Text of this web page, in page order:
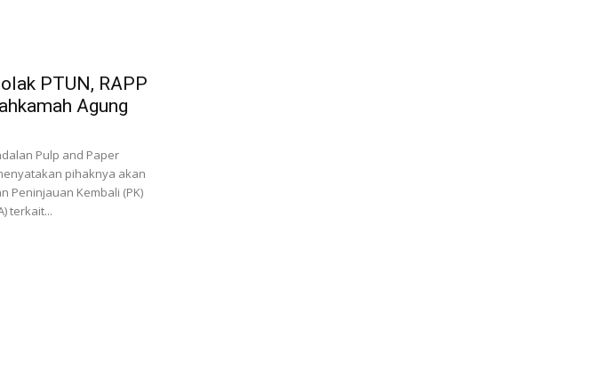
PTUN, RAPP
Agung
Pulp and Paper
pihaknya akan
Peninjauan Kembali (PK)
terkait...